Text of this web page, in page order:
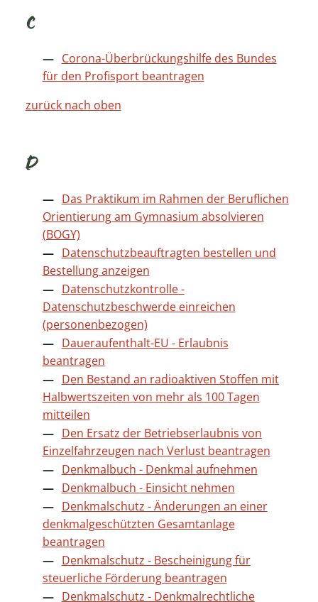
C
Corona-Überbrückungshilfe des Bundes
für den Profisport beantragen
zurück nach oben
D
Das Praktikum im Rahmen der Beruflichen
Orientierung am Gymnasium absolvieren
(BOGY)
Datenschutzbeauftragten bestellen und
Bestellung anzeigen
Datenschutzkontrolle -
Datenschutzbeschwerde einreichen
(personenbezogen)
Daueraufenthalt-EU - Erlaubnis
beantragen
Den Bestand an radioaktiven Stoffen mit
Halbwertszeiten von mehr als 100 Tagen
mitteilen
Den Ersatz der Betriebserlaubnis von
Einzelfahrzeugen nach Verlust beantragen
Denkmalbuch - Denkmal aufnehmen
Denkmalbuch - Einsicht nehmen
Denkmalschutz - Änderungen an einer
denkmalgeschützten Gesamtanlage
beantragen
Denkmalschutz - Bescheinigung für
steuerliche Förderung beantragen
Denkmalschutz - Denkmalrechtliche